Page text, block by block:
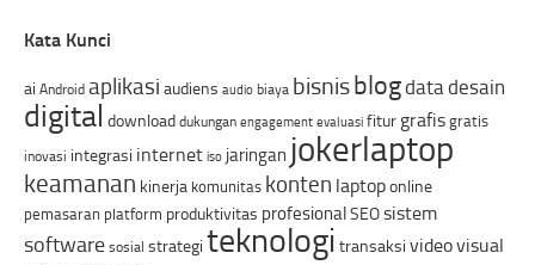
Kata Kunci
ai Android aplikasi audiens audio biaya bisnisblogdatadesain
digital download dukungan engagement evaluasi fitur grafis gratis
inovasi integrasi internet iso jaringan jokerlaptop
keamanan kinerja komunitas konten laptoponline
pemasaran platform produktivitas profesionalSEOsistem
software sosial strategi teknologi transaksi videovisual